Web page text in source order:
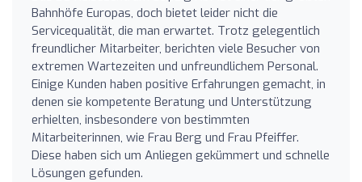
Bahnhöfe Europas, doch bietet leider nicht die
Servicequalität, die man erwartet. Trotz gelegentlich
freundlicher Mitarbeiter, berichten viele Besucher von
extremen Wartezeiten und unfreundlichem Personal.
Einige Kunden haben positive Erfahrungen gemacht, in
denen sie kompetente Beratung und Unterstützung
erhielten, insbesondere von bestimmten
Mitarbeiterinnen, wie Frau Berg und Frau Pfeiffer.
Diese haben sich um Anliegen gekümmert und schnelle
Lösungen gefunden.